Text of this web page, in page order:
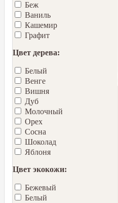
Беж
Ваниль
Кашемир
Графит
Цвет дерева:
Белый
Венге
Вишня
Дуб
Молочный
Орех
Сосна
Шоколад
Яблоня
Цвет экокожи:
Бежевый
Белый